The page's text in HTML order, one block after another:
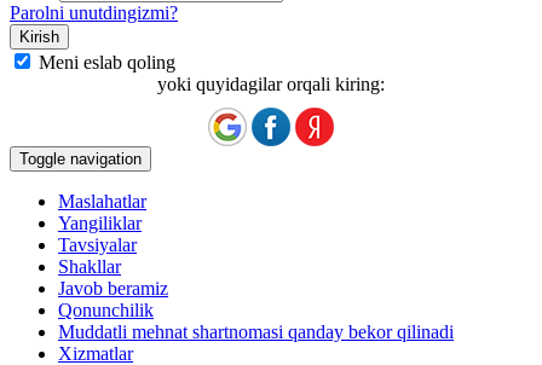
Parolni unutdingizmi?
Meni eslab qoling
yoki quyidagilar orqali kiring:
Toggle navigation
Maslahatlar
Yangiliklar
Tavsiyalar
Shakllar
Javob beramiz
Qonunchilik
Muddatli mehnat shartnomasi qanday bekor qilinadi
Xizmatlar